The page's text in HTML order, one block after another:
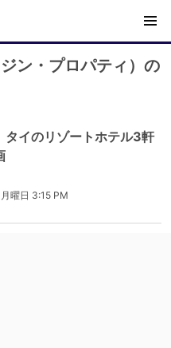
ン・プロパティ）の
タイのリゾートホテル3軒
曜日 3:15 PM